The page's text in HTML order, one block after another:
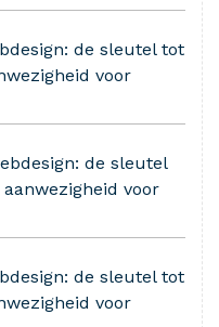
de sleutel tot
voor
de sleutel
voor
de sleutel tot
voor